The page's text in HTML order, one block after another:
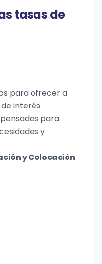
tasas de
para ofrecer a
interés
para
y
y Colocación